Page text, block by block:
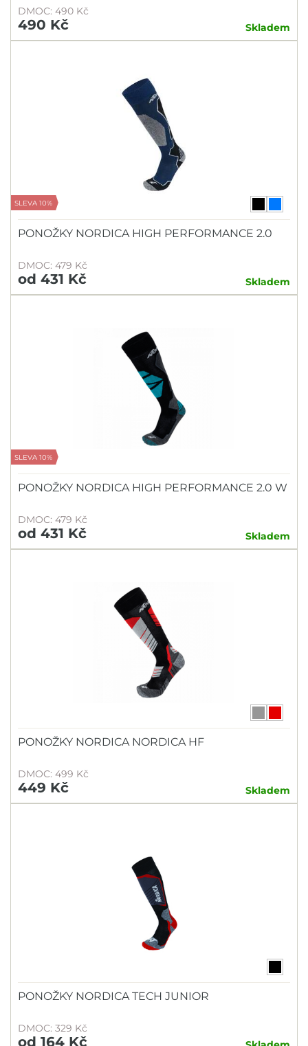
DMOC: 490 Kč
490 Kč Skladem
SLEVA 10%
PONOŽKY NORDICA HIGH PERFORMANCE 2.0
DMOC: 479 Kč
od 431 Kč Skladem
SLEVA 10%
PONOŽKY NORDICA HIGH PERFORMANCE 2.0 W
DMOC: 479 Kč
od 431 Kč Skladem
PONOŽKY NORDICA NORDICA HF
DMOC: 499 Kč
449 Kč Skladem
PONOŽKY NORDICA TECH JUNIOR
DMOC: 329 Kč
od 164 Kč